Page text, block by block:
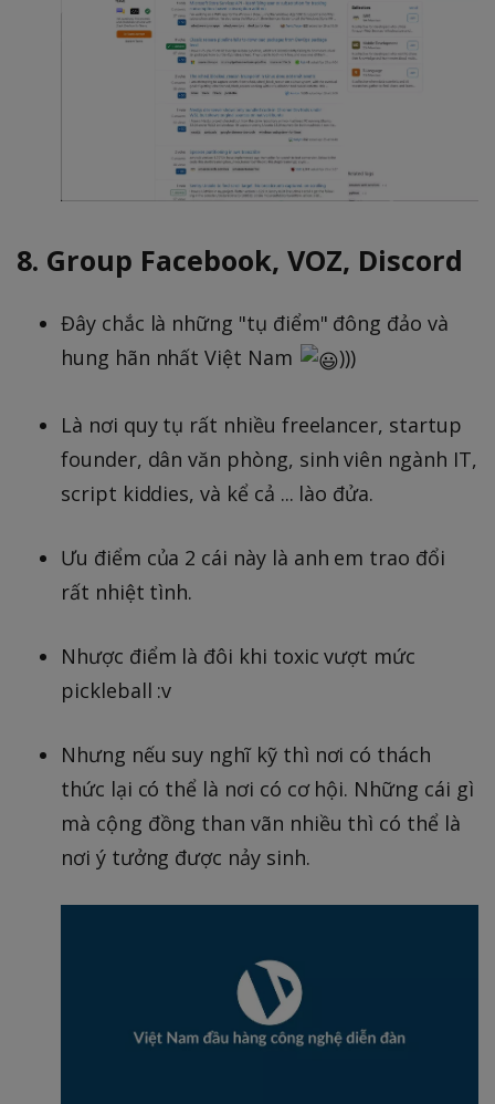
8. Group Facebook, VOZ, Discord
Đây chắc là những "tụ điểm" đông đảo và
hung hãn nhất Việt Nam
)))
Là nơi quy tụ rất nhiều freelancer, startup
founder, dân văn phòng, sinh viên ngành IT,
script kiddies, và kể cả ... lào đửa.
Ưu điểm của 2 cái này là anh em trao đổi
rất nhiệt tình.
Nhược điểm là đôi khi toxic vượt mức
pickleball :v
Nhưng nếu suy nghĩ kỹ thì nơi có thách
thức lại có thể là nơi có cơ hội. Những cái gì
mà cộng đồng than vãn nhiều thì có thể là
nơi ý tưởng được nảy sinh.